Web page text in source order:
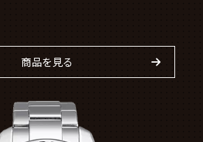
商品を見る